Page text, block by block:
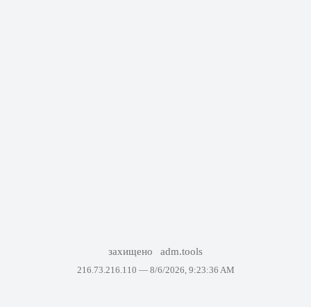
захищено adm.tools
216.73.216.110 — 8/6/2026, 9:23:36 AM